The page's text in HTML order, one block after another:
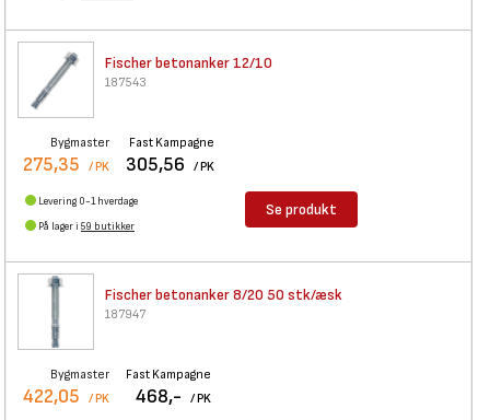
Fischer betonanker 12/10
187543
Bygmaster
275,35 / PK
Fast Kampagne
305,56 / PK
Levering 0-1 hverdage
På lager i 59 butikker
Se produkt
Fischer betonanker 8/20 50 stk/æsk
187947
Bygmaster
422,05 / PK
Fast Kampagne
468,- / PK